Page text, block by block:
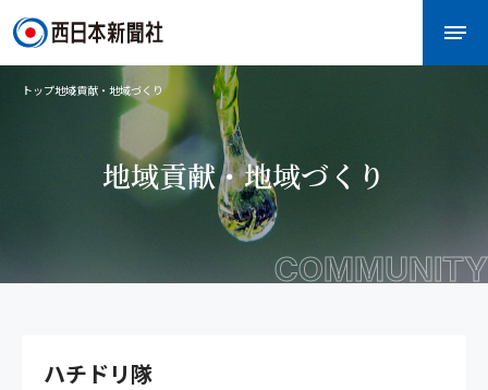
トップ地域貢献・地域づくり
地域貢献・地域づくり
COMMUNITY
ハチドリ隊